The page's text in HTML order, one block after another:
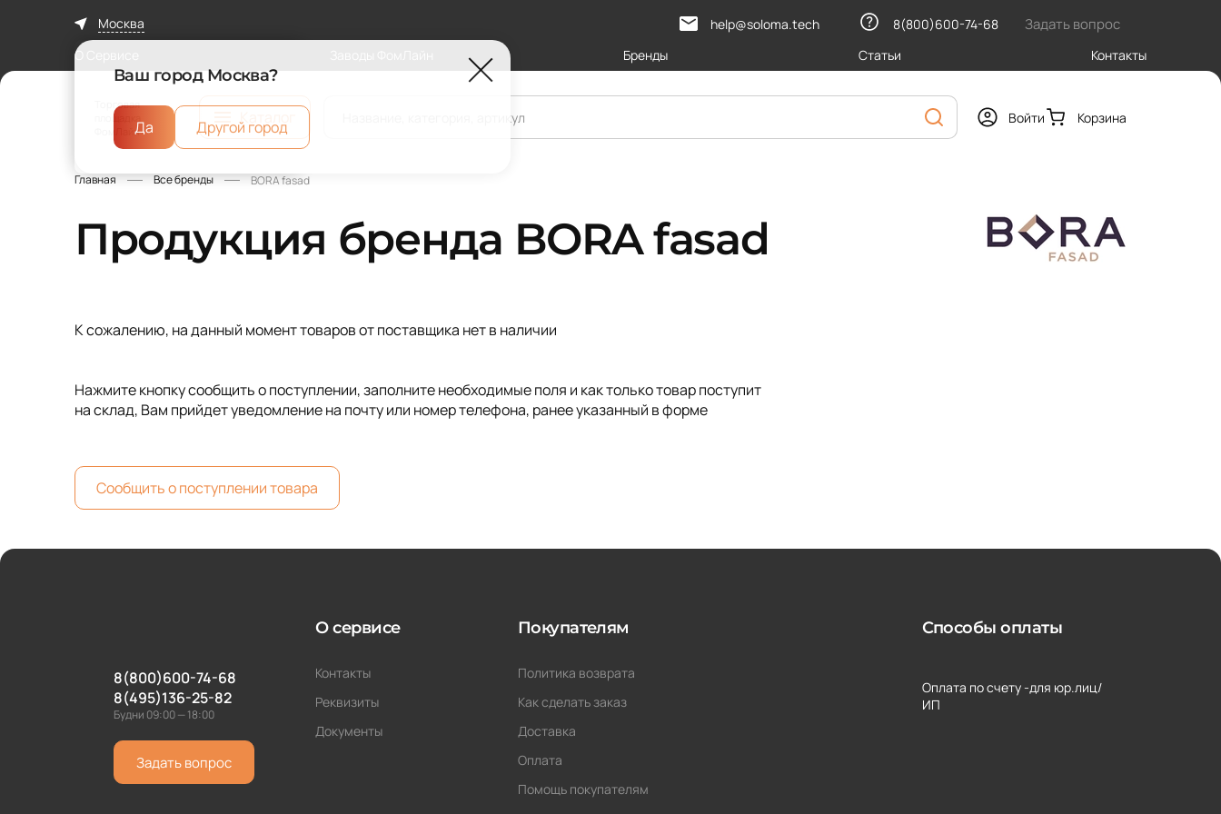
Москва help@soloma.tech 8(800)600-74-68 Задать вопрос
О Сервисе Бренды Статьи Контакты
Торговая
площадка
ФомЛайн
Каталог Войти Корзина
Главная Все бренды BORA fasad
Продукция бренда BORA fasad
К сожалению, на данный момент товаров от поставщика нет в наличии
Нажмите кнопку сообщить о поступлении, заполните необходимые поля и как только товар поступит
на склад, Вам прийдет уведомление на почту или номер телефона, ранее указанный в форме
Сообщить о поступлении товара
8(800)600-74-68
8(495)136-25-82
Будни 09:00 — 18:00
Задать вопрос
О сервисе
Контакты
Реквизиты
Документы
Покупателям
Политика возврата
Как сделать заказ
Доставка
Оплата
Помощь покупателям
Способы оплаты
Оплата по счету -для юр.лиц/
ИП
Ваш город Москва?
Да Другой город